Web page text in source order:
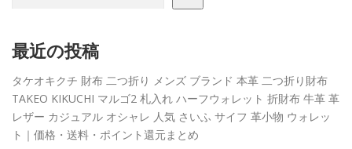
最近の投稿
タケオキクチ 財布 二つ折り メンズ ブランド 本革 二つ折り財布
TAKEO KIKUCHI マルゴ2 札入れ ハーフウォレット 折財布 牛革 革
レザー カジュアル オシャレ 人気 さいふ サイフ 革小物 ウォレッ
ト｜価格・送料・ポイント還元まとめ